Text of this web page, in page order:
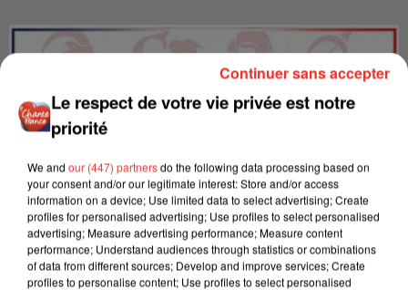
LES INTERVIEWS CHANTE
Voir plus
Le respect de votre vie privée est notre
priorité
We and our (447) partnersdo the following data processing based on
your consent and/or our legitimate interest: Store and/or access
information on a device; Use limited data to select advertising; Create
profiles for personalised advertising; Use profiles to select personalised
advertising; Measure advertising performance; Measure content
performance; Understand audiences through statistics or combinations
of data from different sources; Develop and improve services; Create
profiles to personalise content; Use profiles to select personalised
Continuer sans accepter